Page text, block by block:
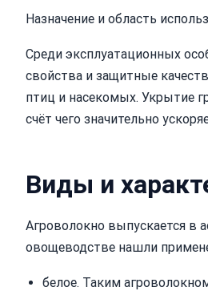
Назначение и область
Среди эксплуатационных
свойства и защитные
птиц и насекомых. Укрытие
счёт чего значительно
Виды и
Агроволокно выпускается в
овощеводстве нашли
белое. Таким